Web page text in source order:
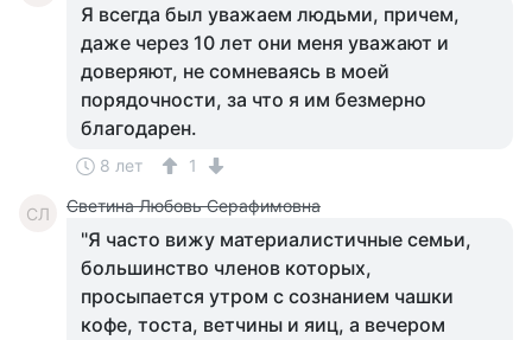
Я всегда был уважаем людьми, причем,
даже через 10 лет они меня уважают и
доверяют, не сомневаясь в моей
порядочности, за что я им безмерно
благодарен.
8 лет 1
СЛ Светина Любовь Серафимовна
"Я часто вижу материалистичные семьи,
большинство членов которых,
просыпается утром с сознанием чашки
кофе, тоста, ветчины и яиц, а вечером